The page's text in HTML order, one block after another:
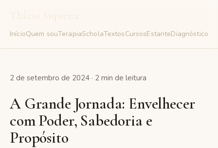
InícioQuem souTerapiaScholaTextosCursosEstanteDiagnóstico
2 de setembro de 2024 · 2 min de leitura
A Grande Jornada: Envelhecer
com Poder, Sabedoria e
Propósito